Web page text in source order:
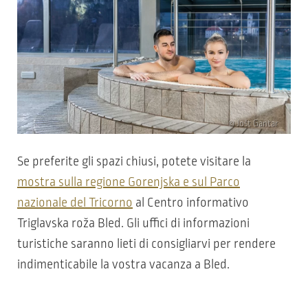
© Jošt Gantar
Se preferite gli spazi chiusi, potete visitare la
mostra sulla regione Gorenjska e sul Parco
nazionale del Tricorno al Centro informativo
Triglavska roža Bled. Gli uffici di informazioni
turistiche saranno lieti di consigliarvi per rendere
indimenticabile la vostra vacanza a Bled.